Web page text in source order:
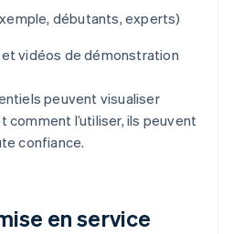
débutants, experts)
et vidéos de démonstration
peuvent visualiser
comment l’utiliser, ils peuvent
confiance.
en service